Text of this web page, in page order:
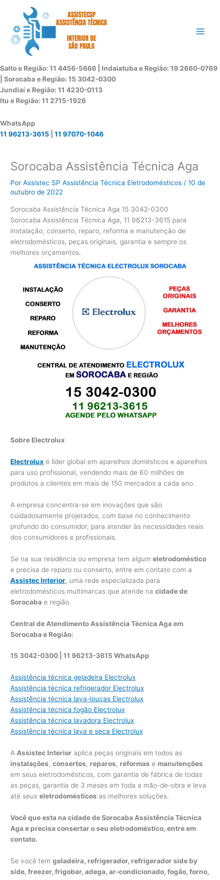
conteúdo
Salto e Região: 11 4456-5666 | Indaiatuba e Região: 19 2660-0769
| Sorocaba e Região: 15 3042-0300
Jundiaí e Região: 11 4230-0113
Itu e Região: 11 2715-1926
WhatsApp
11 96213-3615
11 97070-1046
Sorocaba Assistência Técnica Aga
PorAssistec SP Assistência Técnica Eletrodomésticos/10 de
outubro de 2022
Sorocaba Assistência Técnica Aga 15 3042-0300
Sorocaba Assistência Técnica Aga, 11 96213-3615 para
instalação, conserto, reparo, reforma e manutenção de
eletrodomésticos, peças originais, garantia e sempre os
melhores orçamentos.
Sobre Electrolux
Electrolux é líder global em aparelhos domésticos e aparelhos
para uso profissional, vendendo mais de 60 milhões de
produtos a clientes em mais de 150 mercados a cada ano.
A empresa concentra-se em inovações que são
cuidadosamente projetados, com base no conhecimento
profundo do consumidor, para atender às necessidades reais
dos consumidores e profissionais.
Se na sua residência ou empresa tem algumeletrodoméstico
e precisa de reparo ou conserto, entre em contato com a
Assistec Interior, uma rede especializada para
eletrodomésticos multimarcas que atende nacidade de
Sorocaba e região.
Central de Atendimento Assistência Técnica Aga em
Sorocaba e Região:
15 3042-0300 | 11 96213-3615 WhatsApp
Assistência técnica geladeira Electrolux
Assistência técnica refrigerador Electrolux
Assistência técnica lava-louças Electrolux
Assistência técnica fogão Electrolux
Assistência técnica lavadora Electrolux
Assistência técnica lava e seca Electrolux
AAssistec Interior aplica peças originais em todos as
instalações,consertos, reparos, reformas e manutenções
em seus eletrodomésticos, com garantia de fábrica de todas
as peças, garantia de 3 meses em toda a mão-de-obra e leva
até seuseletrodomésticos as melhores soluções.
Você que esta na cidade de Sorocaba Assistência Técnica
Aga e precisa consertar o seu eletrodoméstico, entre em
contato.
Se você temgeladeira, refrigerador, refrigerador side by
side, freezer, frigobar, adega, ar-condicionado, fogão, forno,